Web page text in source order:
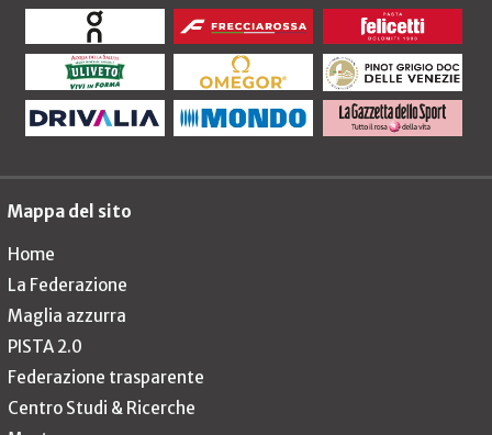
Mappa del sito
Home
La Federazione
Maglia azzurra
PISTA 2.0
Federazione trasparente
Centro Studi & Ricerche